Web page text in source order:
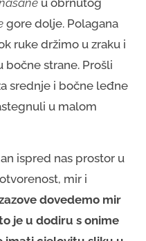
gore dolje. Polagana
ruke držimo u zraku i
bočne strane. Prošli
srednje i bočne leđne
u malom
ispred nas prostor u
mir i
dovedemo mir
je u dodiru s onime